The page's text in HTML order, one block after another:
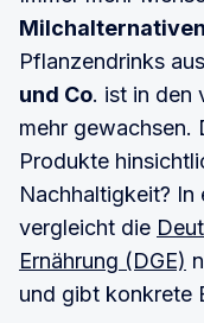
Warum waren
und was haben
erreicht?
Was sind Ihre
sind Sie
Gibt es etwas,
gegenüber
werden will?
Oder etwas,
möchten?
Milchalternativen
Pflanzendrinks aus
und Co. ist in den
mehr gewachsen.
Produkte
Nachhaltigkeit? In
vergleicht die
Ernährung (DGE)
und gibt konkrete